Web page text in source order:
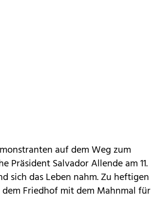
auf dem Weg zum
Präsident Salvador Allende am 11.
sich das Leben nahm. Zu heftigen
Friedhof mit dem Mahnmal für